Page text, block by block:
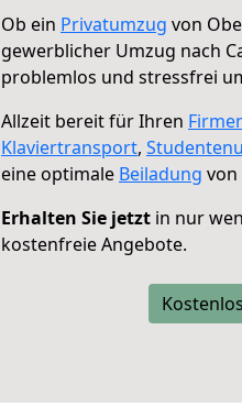
Ob ein Privatumzug von
gewerblicher Umzug nach
problemlos und stressfrei
Allzeit bereit für Ihren
Klaviertransport,
eine optimale Beiladung von
Erhalten Sie jetzt in nur
kostenfreie Angebote.